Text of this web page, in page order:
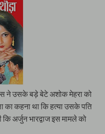
ने उसके बड़े बेटे अशोक मेहरा को
कहना था कि हत्या उसके पति
अर्जुन भारद्वाज इस मामले को